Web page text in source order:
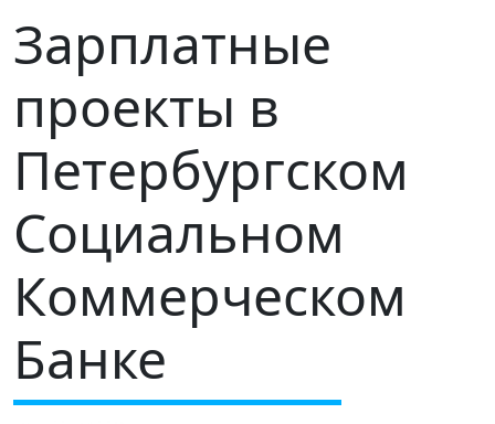
Зарплатные
проекты в
Петербургском
Социальном
Коммерческом
Банке